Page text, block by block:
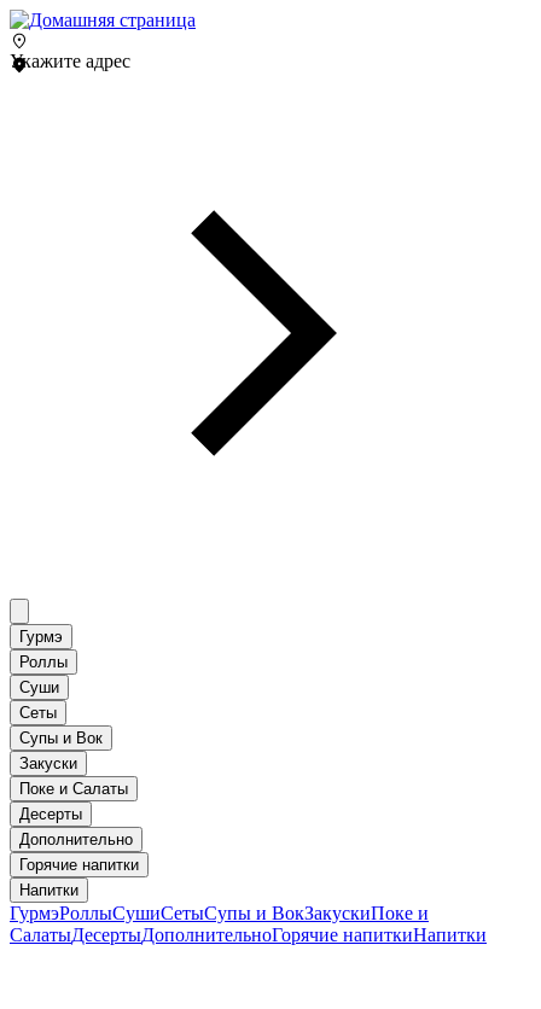
Укажите адрес
Гурмэ
Роллы
Суши
Сеты
Супы и Вок
Закуски
Поке и Салаты
Десерты
Дополнительно
Горячие напитки
Напитки
ГурмэРоллыСушиСетыСупы и ВокЗакускиПоке и
СалатыДесертыДополнительноГорячие напиткиНапитки